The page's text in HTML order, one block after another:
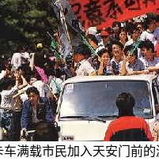
满载市民加入天安门前的